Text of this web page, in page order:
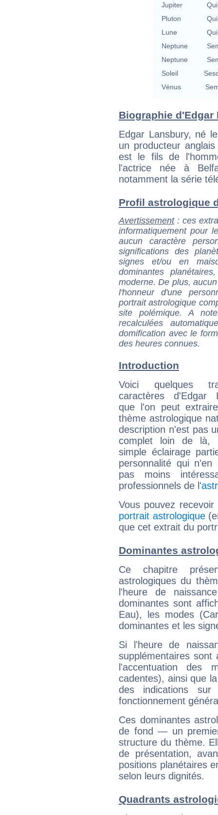
Jupiter
Pluton
Lune
Neptune
Neptune
Soleil
Vénus
Biographie
Edgar Lansbury, né
un producteur
est le fils de
l'actrice née à
notamment la série
Profil astrologique
Avertissement: ces
informatiquement pour
aucun caractère
significations des
signes et/ou en
dominantes
moderne. De plus,
l'honneur d'une
portrait astrologique
site polémique. A
recalculées
domification avec le
des heures connues.
Introduction
Voici quelques
caractères d'Edgar
que l'on peut
thème astrologique
description n'est pas
complet loin de là,
simple éclairage
personnalité qui n'en
pas moins
professionnels de l'
Vous pouvez
portrait astrologique
que cet extrait du
Dominantes
Ce chapitre
astrologiques du
l'heure de
dominantes sont
Eau), les modes
dominantes et les
Si l'heure de
supplémentaires sont
l'accentuation des
cadentes), ainsi que
des indications sur
fonctionnement
Ces dominantes
de fond — un
structure du thème.
de présentation,
positions planétaires
selon leurs dignités.
Quadrants